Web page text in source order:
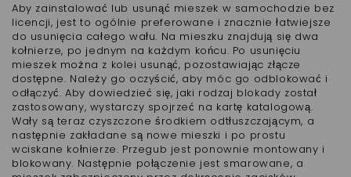
Aby zainstalować lub usunąć mieszek w samochodzie bez
licencji, jest to ogólnie preferowane i znacznie łatwiejsze
do usunięcia całego wału. Na mieszku znajdują się dwa
kołnierze, po jednym na każdym końcu. Po usunięciu
mieszek można z kolei usunąć, pozostawiając złącze
dostępne. Należy go oczyścić, aby móc go odblokować i
odłączyć. Aby dowiedzieć się, jaki rodzaj blokady został
zastosowany, wystarczy spojrzeć na kartę katalogową.
Wały są teraz czyszczone środkiem odtłuszczającym, a
następnie zakładane są nowe mieszki i po prostu
wciskane kołnierze. Przegub jest ponownie montowany i
blokowany. Następnie połączenie jest smarowane, a